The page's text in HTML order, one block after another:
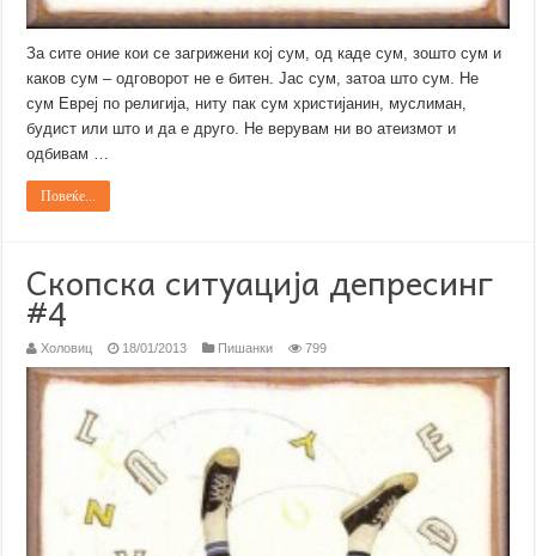
За сите оние кои се загрижени кој сум, од каде сум, зошто сум и
каков сум – одговорот не е битен. Јас сум, затоа што сум. Не
сум Евреј по религија, ниту пак сум христијанин, муслиман,
будист или што и да е друго. Не верувам ни во атеизмот и
одбивам …
Повеќе...
Скопска ситуација депресинг
#4
Холовиц 18/01/2013 Пишанки 799